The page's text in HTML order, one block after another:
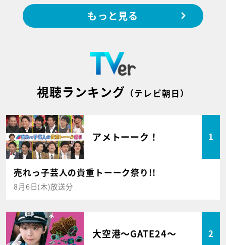
もっと見る
視聴ランキング （テレビ朝日）
アメトーーク！ 1
売れっ子芸人の貴重トーーク祭り!!
8月6日(木)放送分
大空港～GATE24～ 2